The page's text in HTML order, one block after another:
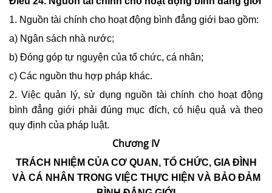
1. Nguồn tài chính cho hoạt động bình đẳng giới bao gồm:
a) Ngân sách nhà nước;
b) Đóng góp tự nguyện của tổ chức, cá nhân;
c) Các nguồn thu hợp pháp khác.
2. Việc quản lý, sử dụng nguồn tài chính cho hoạt động
bình đẳng giới phải đúng mục đích, có hiệu quả và theo
quy định của pháp luật.
Chương IV
TRÁCH NHIỆM CỦA CƠ QUAN, TỔ CHỨC, GIA ĐÌNH
VÀ CÁ NHÂN TRONG VIỆC THỰC HIỆN VÀ BẢO ĐẢM